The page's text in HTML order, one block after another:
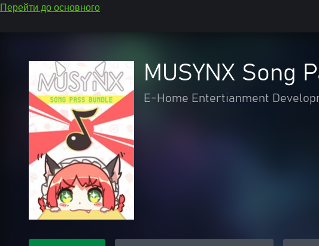
Перейти до основного
MUSYNX Song
E-Home Entertianment